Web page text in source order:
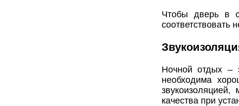
Чтобы дверь в
соответствовать
Ночной отдых –
необходима
качества при